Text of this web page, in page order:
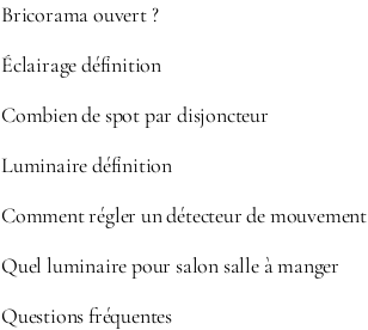
Bricorama ouvert ?
Éclairage définition
Combien de spot par disjoncteur
Luminaire définition
Comment régler un détecteur de mouvement
Quel luminaire pour salon salle à manger
Questions fréquentes